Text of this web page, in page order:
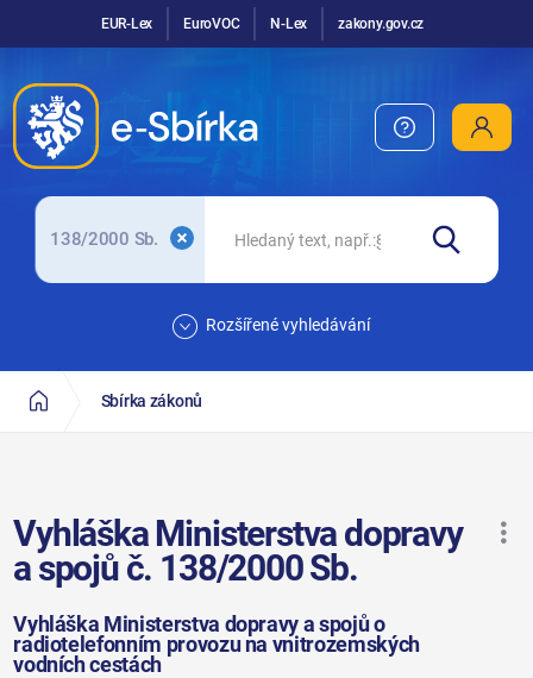
EUR-Lex EuroVOC N-Lex zakony.gov.cz
138/2000 Sb.
Rozšířené vyhledávání
Sbírka zákonů
Vyhláška Ministerstva dopravy
a spojů č. 138/2000 Sb.
Vyhláška Ministerstva dopravy a spojů o
radiotelefonním provozu na vnitrozemských
vodních cestách